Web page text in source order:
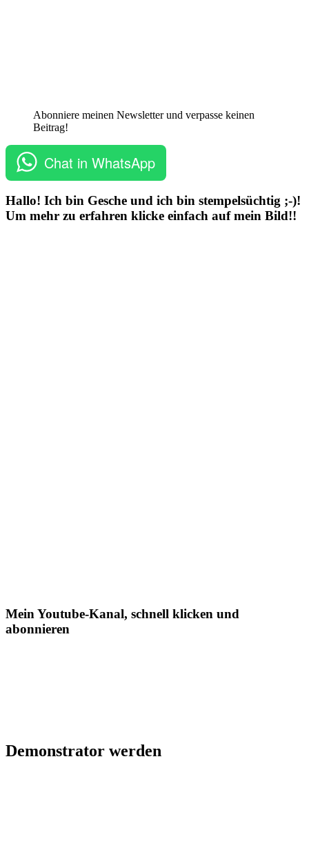
Abonniere meinen Newsletter und verpasse keinen
Beitrag!
Chat in WhatsApp
Hallo! Ich bin Gesche und ich bin stempelsüchtig ;-)!
Um mehr zu erfahren klicke einfach auf mein Bild!!
Mein Youtube-Kanal, schnell klicken und
abonnieren
Demonstrator werden